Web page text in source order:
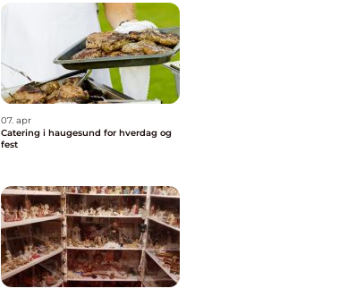
07. apr
Catering i haugesund for hverdag og
fest